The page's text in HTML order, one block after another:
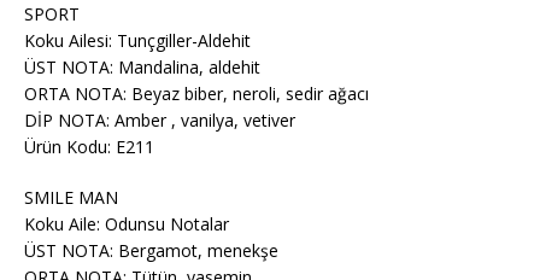
SPORT
Koku Ailesi: Tunçgiller-Aldehit
ÜST NOTA: Mandalina, aldehit
ORTA NOTA: Beyaz biber, neroli, sedir ağacı
DİP NOTA: Amber , vanilya, vetiver
Ürün Kodu: E211
SMILE MAN
Koku Aile: Odunsu Notalar
ÜST NOTA: Bergamot, menekşe